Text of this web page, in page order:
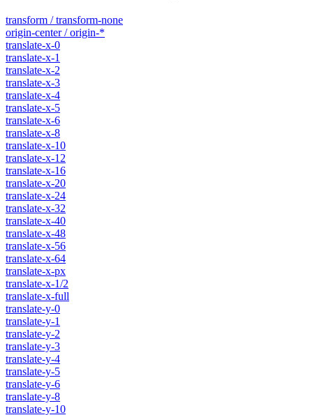
transform / transform-none
origin-center / origin-*
translate-x-0
translate-x-1
translate-x-2
translate-x-3
translate-x-4
translate-x-5
translate-x-6
translate-x-8
translate-x-10
translate-x-12
translate-x-16
translate-x-20
translate-x-24
translate-x-32
translate-x-40
translate-x-48
translate-x-56
translate-x-64
translate-x-px
translate-x-1/2
translate-x-full
translate-y-0
translate-y-1
translate-y-2
translate-y-3
translate-y-4
translate-y-5
translate-y-6
translate-y-8
translate-y-10